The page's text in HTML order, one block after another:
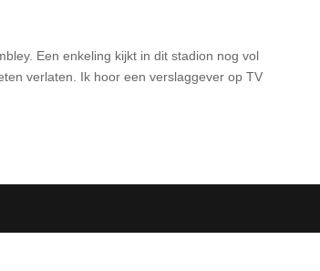
Een enkeling kijkt in dit stadion nog vol
verlaten. Ik hoor een verslaggever op TV